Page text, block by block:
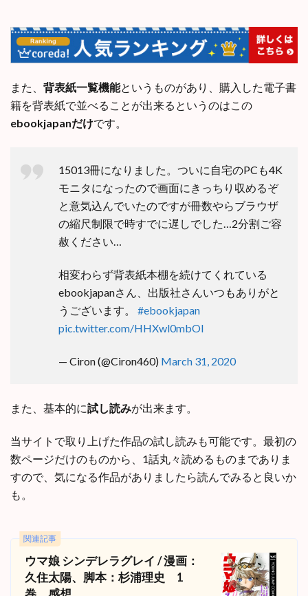
また、 背表紙一覧機能というものがあり、購入した電子書
籍を背表紙で並べることが出来るというのはこの
ebookjapanだけです。
15013冊になりました。ついに自宅のPCも4K
モニタになったので画面にきっちり収めるぞ
と意気込んでいたのですが冊数やらブラウザ
の縮尺制限で時すでに遅しでした…2分割ご容
赦ください…
相変わらず背表紙本棚を続けてくれている
ebookjapanさん、出版社さんいつもありがと
うございます。 #ebookjapan
pic.twitter.com/HHXwl0mbOI
— Ciron (@Ciron460) March 31, 2020
また、基本的に試し読みが出来ます。
当サイトで取り上げた作品の試し読みも可能です。最初の
数ページだけのものから、1話丸々読めるものまでありま
すので、気になる作品がありましたら読んでみると良いか
も。
関連記事
ウマ娘 シンデレラグレイ / 漫画：
久住太陽、脚本：杉浦理史 1